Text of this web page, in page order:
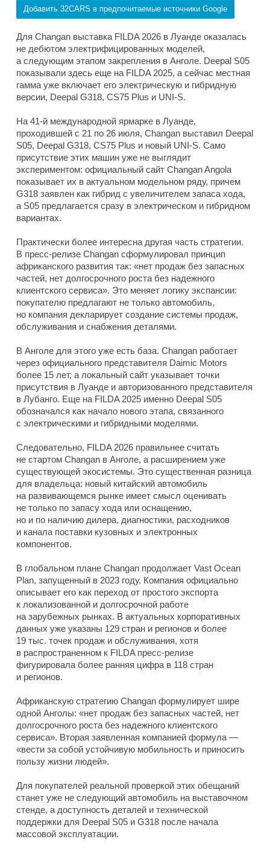
Добавить 32CARS в предпочитаемые источники Google
Для Changan выставка FILDA 2026 в Луанде оказалась
не дебютом электрифицированных моделей,
а следующим этапом закрепления в Анголе. Deepal S05
показывали здесь еще на FILDA 2025, а сейчас местная
гамма уже включает его электрическую и гибридную
версии, Deepal G318, CS75 Plus и UNI-S.
На 41-й международной ярмарке в Луанде,
проходившей с 21 по 26 июля, Changan выставил Deepal
S05, Deepal G318, CS75 Plus и новый UNI-S. Само
присутствие этих машин уже не выглядит
экспериментом: официальный сайт Changan Angola
показывает их в актуальном модельном ряду, причем
G318 заявлен как гибрид с увеличителем запаса хода,
а S05 предлагается сразу в электрическом и гибридном
вариантах.
Практически более интересна другая часть стратегии.
В пресс-релизе Changan сформулировал принцип
африканского развития так: «нет продаж без запасных
частей, нет долгосрочного роста без надежного
клиентского сервиса». Это меняет логику экспансии:
покупателю предлагают не только автомобиль,
но компания декларирует создание системы продаж,
обслуживания и снабжения деталями.
В Анголе для этого уже есть база. Changan работает
через официального представителя Daimic Motors
более 15 лет, а локальный сайт указывает точки
присутствия в Луанде и авторизованного представителя
в Лубанго. Еще на FILDA 2025 именно Deepal S05
обозначался как начало нового этапа, связанного
с электрическими и гибридными моделями.
Следовательно, FILDA 2026 правильнее считать
не стартом Changan в Анголе, а расширением уже
существующей экосистемы. Это существенная разница
для владельца: новый китайский автомобиль
на развивающемся рынке имеет смысл оценивать
не только по запасу хода или оснащению,
но и по наличию дилера, диагностики, расходников
и канала поставки кузовных и электронных
компонентов.
В глобальном плане Changan продолжает Vast Ocean
Plan, запущенный в 2023 году. Компания официально
описывает его как переход от простого экспорта
к локализованной и долгосрочной работе
на зарубежных рынках. В актуальных корпоративных
данных уже указаны 129 стран и регионов и более
19 тыс. точек продаж и обслуживания, хотя
в распространенном к FILDA пресс-релизе
фигурировала более ранняя цифра в 118 стран
и регионов.
Африканскую стратегию Changan формулирует шире
одной Анголы: «нет продаж без запасных частей, нет
долгосрочного роста без надежного клиентского
сервиса». Вторая заявленная компанией формула —
«вести за собой устойчивую мобильность и приносить
пользу жизни людей».
Для покупателей реальной проверкой этих обещаний
станет уже не следующий автомобиль на выставочном
стенде, а доступность деталей и технической
поддержки для Deepal S05 и G318 после начала
массовой эксплуатации.